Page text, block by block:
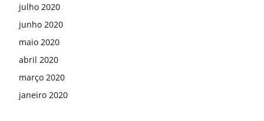
julho 2020
junho 2020
maio 2020
abril 2020
março 2020
janeiro 2020